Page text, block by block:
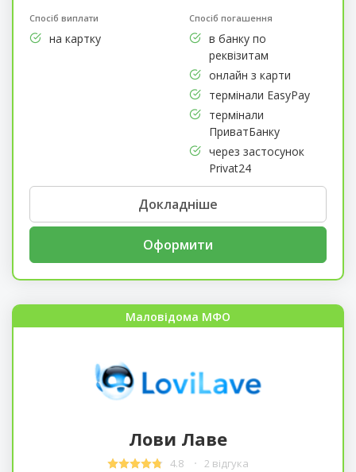
Спосіб виплати
на картку
Спосіб погашення
в банку по
реквізитам
онлайн з карти
термінали EasyPay
термінали
ПриватБанку
через застосунок
Privat24
Докладніше
Оформити
Маловідома МФО
Лови Лаве
4.8 2 відгука